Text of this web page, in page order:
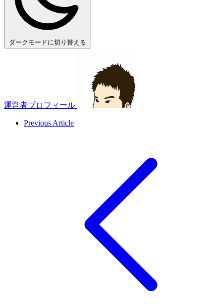
ダークモードに切り替える
運営者プロフィール
Previous Article